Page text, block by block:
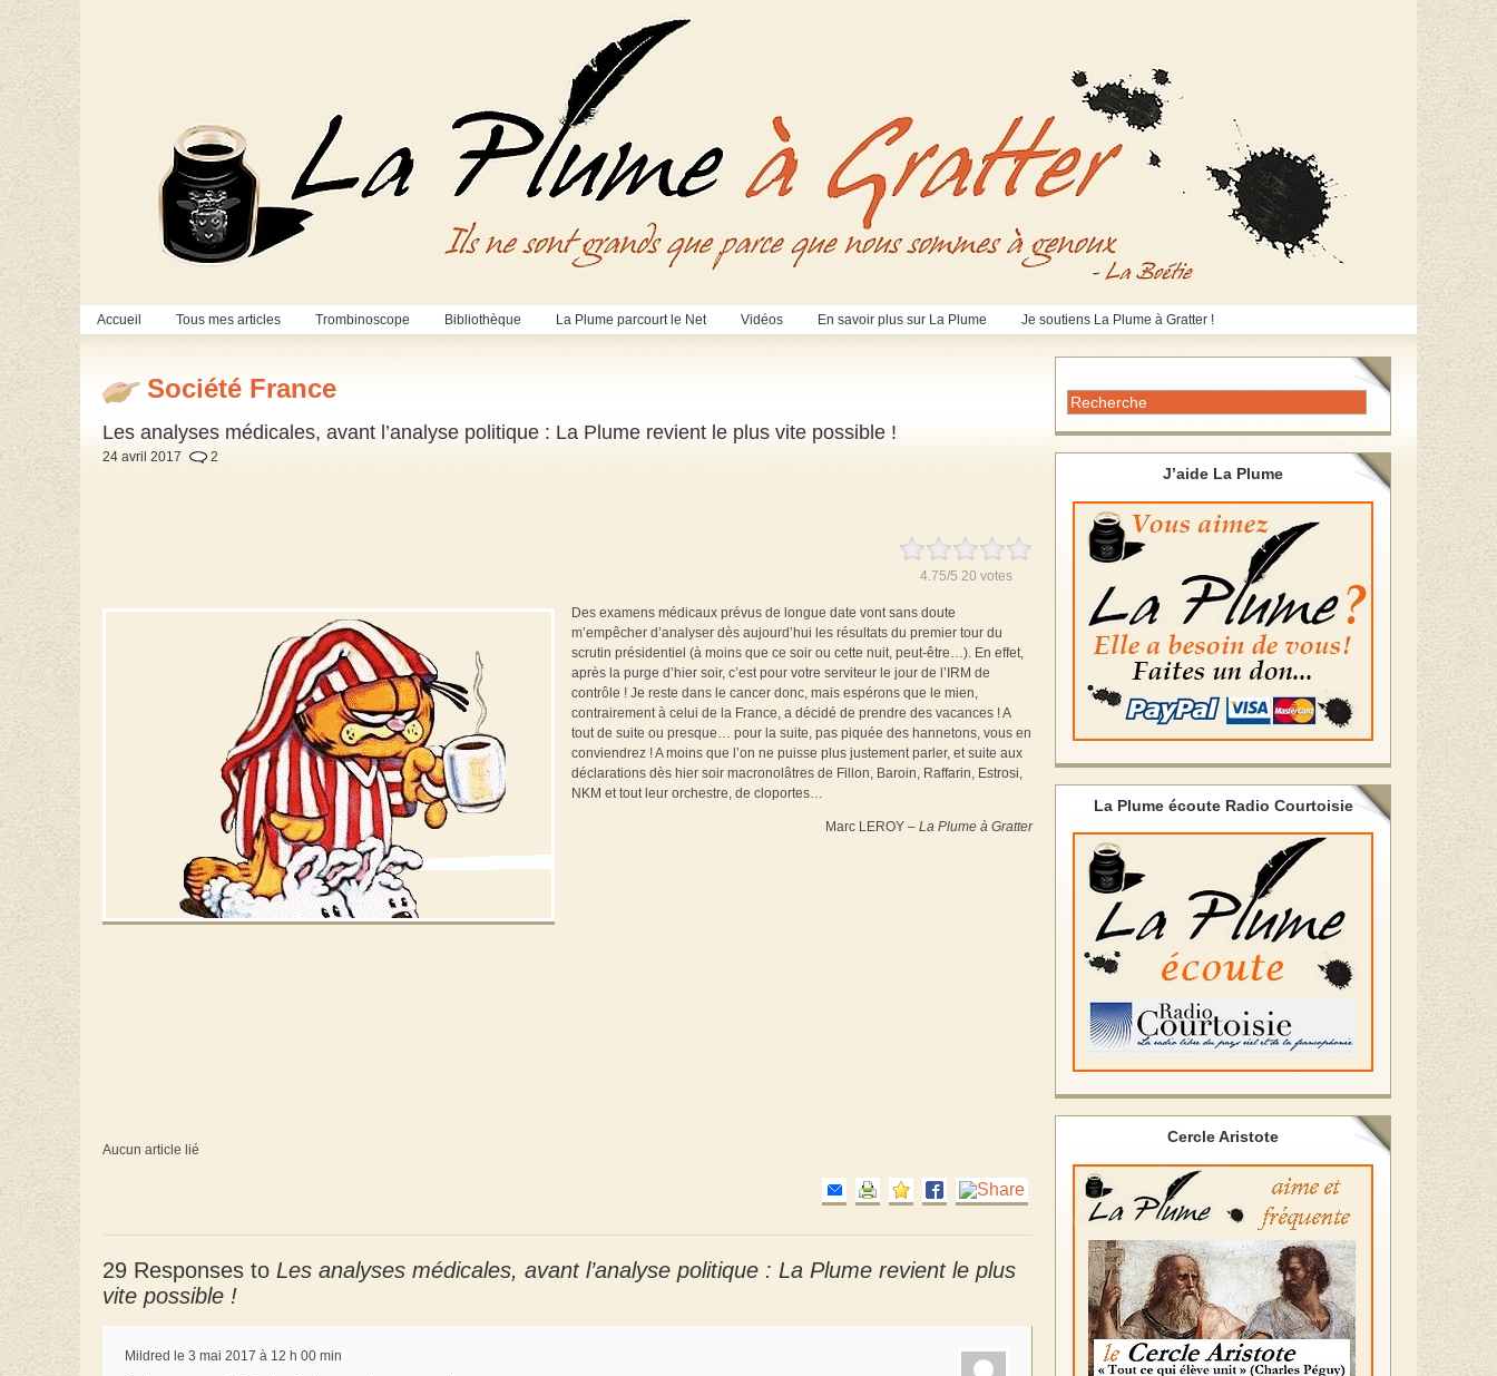
Accueil Tous mes articles Trombinoscope Bibliothèque La Plume parcourt le Net Vidéos En savoir plus sur La Plume Je soutiens La Plume à Gratter !
Société France
Les analyses médicales, avant l’analyse politique : La Plume revient le plus vite possible !
24 avril 2017 2
4.75/5 20 votes
Des examens médicaux prévus de longue date vont sans doute
m’empêcher d’analyser dès aujourd’hui les résultats du premier tour du
scrutin présidentiel (à moins que ce soir ou cette nuit, peut-être…). En effet,
après la purge d’hier soir, c’est pour votre serviteur le jour de l’IRM de
contrôle ! Je reste dans le cancer donc, mais espérons que le mien,
contrairement à celui de la France, a décidé de prendre des vacances ! A
tout de suite ou presque… pour la suite, pas piquée des hannetons, vous en
conviendrez ! A moins que l’on ne puisse plus justement parler, et suite aux
déclarations dès hier soir macronolâtres de Fillon, Baroin, Raffarin, Estrosi,
NKM et tout leur orchestre, de cloportes…
Marc LEROY – La Plume à Gratter
Aucun article lié
29 Responses to Les analyses médicales, avant l’analyse politique : La Plume revient le plus
vite possible !
Mildred le 3 mai 2017 à 12 h 00 min
J’aide La Plume
La Plume écoute Radio Courtoisie
Cercle Aristote